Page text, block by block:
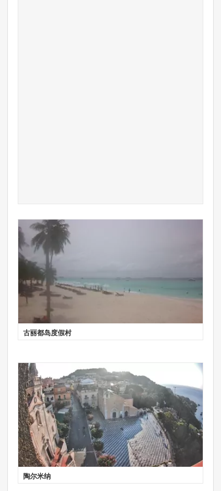
古丽都岛度假村
陶尔米纳